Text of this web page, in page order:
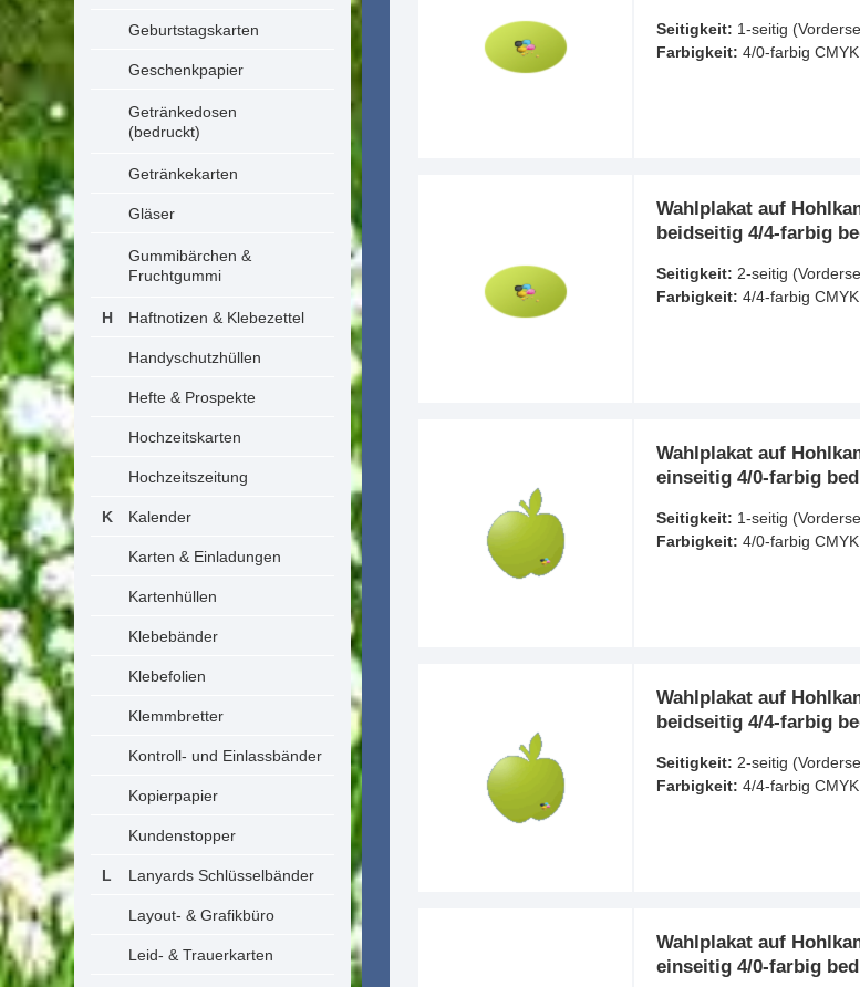
Geburtstagskarten
Geschenkpapier
Getränkedosen
(bedruckt)
Getränkekarten
Gläser
Gummibärchen &
Fruchtgummi
Haftnotizen & Klebezettel
Handyschutzhüllen
Hefte & Prospekte
Hochzeitskarten
Hochzeitszeitung
Kalender
Karten & Einladungen
Kartenhüllen
Klebebänder
Klebefolien
Klemmbretter
Kontroll- und Einlassbänder
Kopierpapier
Kundenstopper
Lanyards Schlüsselbänder
Layout- & Grafikbüro
Leid- & Trauerkarten
Seitigkeit: 1-seitig
Farbigkeit: 4/0-farbig
Wahlplakat auf
beidseitig 4/4-farbig
Seitigkeit: 2-seitig
Farbigkeit: 4/4-farbig
Wahlplakat auf
einseitig 4/0-farbig
Seitigkeit: 1-seitig
Farbigkeit: 4/0-farbig
Wahlplakat auf
beidseitig 4/4-farbig
Seitigkeit: 2-seitig
Farbigkeit: 4/4-farbig
Wahlplakat auf
einseitig 4/0-farbig